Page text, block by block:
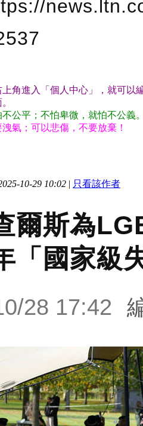
角進入「個人中心」，就可以
公平；不怕卑微，就怕不公義
氣；可以悲傷，不要放棄！
10-29 10:02 | 只看該作者
爾斯為
「國家級
28 17:42